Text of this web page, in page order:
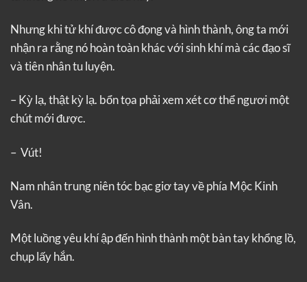
Nhưng khi tử khí được cô đọng và hình thành, ông ta mới
nhận ra rằng nó hoàn toàn khác với sinh khí mà các đạo sĩ
và tiên nhân tu luyện.
– Kỳ lạ, thật kỳ lạ. bổn tọa phải xem xét cơ thể ngươi một
chút mới được.
– Vút!
Nam nhân trung niên tóc bạc giơ tay về phía Mộc Kinh
Vân.
Một luồng yêu khí ập đến hình thành một bàn tay khổng lồ,
chụp lấy hắn.